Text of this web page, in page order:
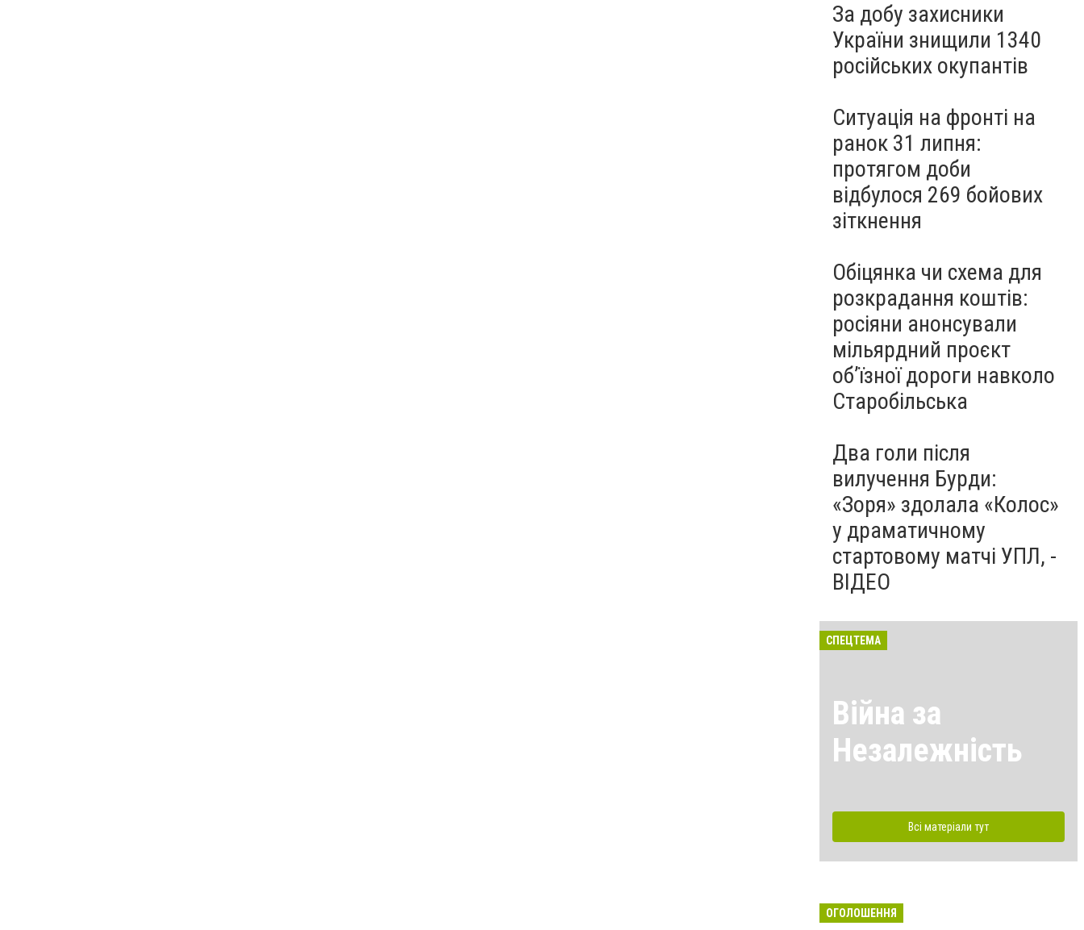
За добу захисники
України знищили 1340
російських окупантів
Ситуація на фронті на
ранок 31 липня:
протягом доби
відбулося 269 бойових
зіткнення
Обіцянка чи схема для
розкрадання коштів:
росіяни анонсували
мільярдний проєкт
об’їзної дороги навколо
Старобільська
Два голи після
вилучення Бурди:
«Зоря» здолала «Колос»
у драматичному
стартовому матчі УПЛ, -
ВІДЕО
СПЕЦТЕМА
Війна за
Незалежність
Всі матеріали тут
ОГОЛОШЕННЯ